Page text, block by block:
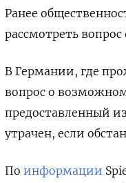
Ранее
рассмотреть
В Германии, где
вопрос о
предоставленный
утрачен, если
По информации